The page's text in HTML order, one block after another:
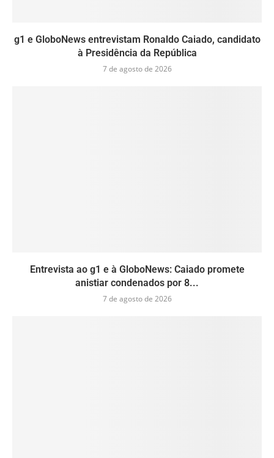
g1 e GloboNews entrevistam Ronaldo Caiado, candidato
à Presidência da República
7 de agosto de 2026
Entrevista ao g1 e à GloboNews: Caiado promete
anistiar condenados por 8...
7 de agosto de 2026